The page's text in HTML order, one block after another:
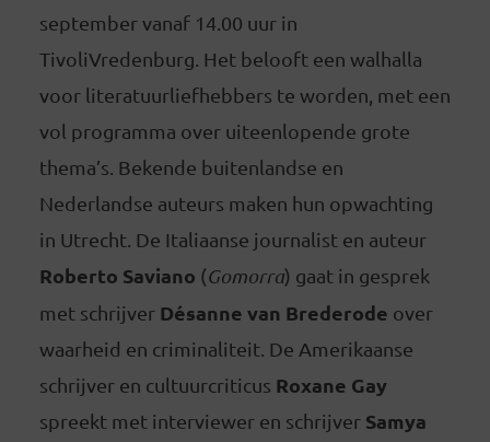
september vanaf 14.00 uur in
TivoliVredenburg. Het belooft een walhalla
voor literatuurliefhebbers te worden, met een
vol programma over uiteenlopende grote
thema’s. Bekende buitenlandse en
Nederlandse auteurs maken hun opwachting
in Utrecht. De Italiaanse journalist en auteur
Roberto Saviano (Gomorra) gaat in gesprek
met schrijver Désanne van Brederode over
waarheid en criminaliteit. De Amerikaanse
schrijver en cultuurcriticus Roxane Gay
spreekt met interviewer en schrijver Samya